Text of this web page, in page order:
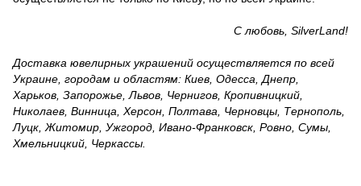
С любовь, SilverLand!
Доставка ювелирных украшений осуществляется по всей
Украине, городам и областям: Киев, Одесса, Днепр,
Харьков, Запорожье, Львов, Чернигов, Кропивницкий,
Николаев, Винница, Херсон, Полтава, Черновцы, Тернополь,
Луцк, Житомир, Ужгород, Ивано-Франковск, Ровно, Сумы,
Хмельницкий, Черкассы.